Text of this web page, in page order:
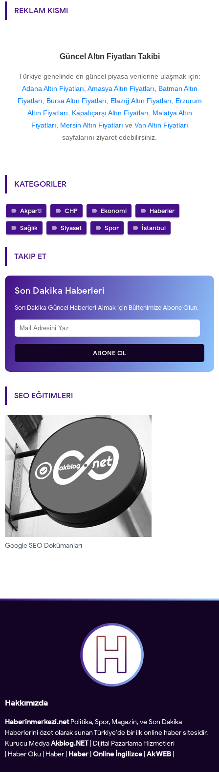
REKLAM KISMI
Güncel Altın Fiyatları Takibi
Türkiye genelinde en güncel piyasa verilerine ulaşmak için:
Adana Altın Fiyatları Amasya Altın Fiyatları
Batman Altın
Fiyatları
Bursa Altın Fiyatları Elazığ Altın Fiyatları
Erzurum
Altın Fiyatları
Kapalıçarşı Altın Fiyatları
Malatya Altın
Fiyatları
Mersin Altın Fiyatları ve Van Altın Fiyatları
sayfalarını ziyaret edebilirsiniz.
KATEGORILER
Akparti CHP Ekonomi Haberler
Sağlık Siyaset Spor İstanbul
TAKIP ET
Son Dakika Haberleri
Son Dakika Güncel Haberleri Almak için Bültenimize Abone Olun.
ABONE OL
SEO EĞITIMLERI
Google SEO Dokümanları
Hakkımızda
Haberinmerkezi.netPolitika, Spor, Magazin, ve Son Dakika
Haberlerini özet olarak sunan Türkiye'de bir ilk online haber sitesidir.
Kurucu MedyaAkblog.NET | Dijital Pazarlama Hizmetleri
Haber Oku Haber Haber Online İngilizce Ak WEB